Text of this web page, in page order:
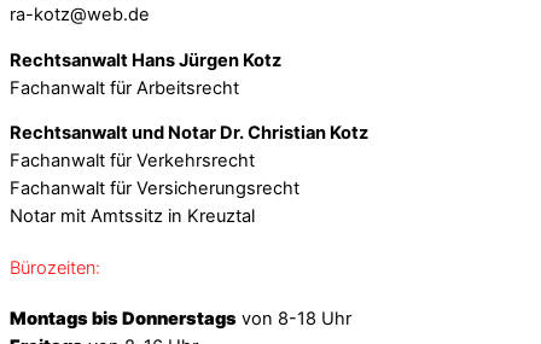
ra-kotz@web.de
Rechtsanwalt Hans Jürgen Kotz
Fachanwalt für Arbeitsrecht
Rechtsanwalt und Notar Dr. Christian Kotz
Fachanwalt für Verkehrsrecht
Fachanwalt für Versicherungsrecht
Notar mit Amtssitz in Kreuztal
Bürozeiten:
Montags bis Donnerstags von 8-18 Uhr